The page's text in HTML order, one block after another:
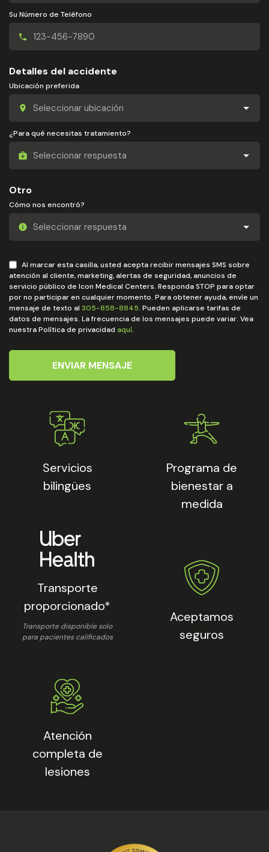
Servicios
bilingües
Transporte
proporcionado*
Transporte disponible solo
para pacientes calificados
Atención
completa de
lesiones
Su Número de Teléfono
Detalles del accidente
Ubicación preferida
¿Para qué necesitas tratamiento?
Otro
Cómo nos encontró?
Al marcar esta casilla, usted acepta recibir mensajes SMS sobre
atención al cliente, marketing, alertas de seguridad, anuncios de
servicio público de Icon Medical Centers. Responda STOP para optar
por no participar en cualquier momento. Para obtener ayuda, envíe un
mensaje de texto al 305-858-8845. Pueden aplicarse tarifas de
datos de mensajes. La frecuencia de los mensajes puede variar. Vea
nuestra Política de privacidad aquí.
ENVIAR MENSAJE
Programa de
bienestar a
medida
Aceptamos
seguros